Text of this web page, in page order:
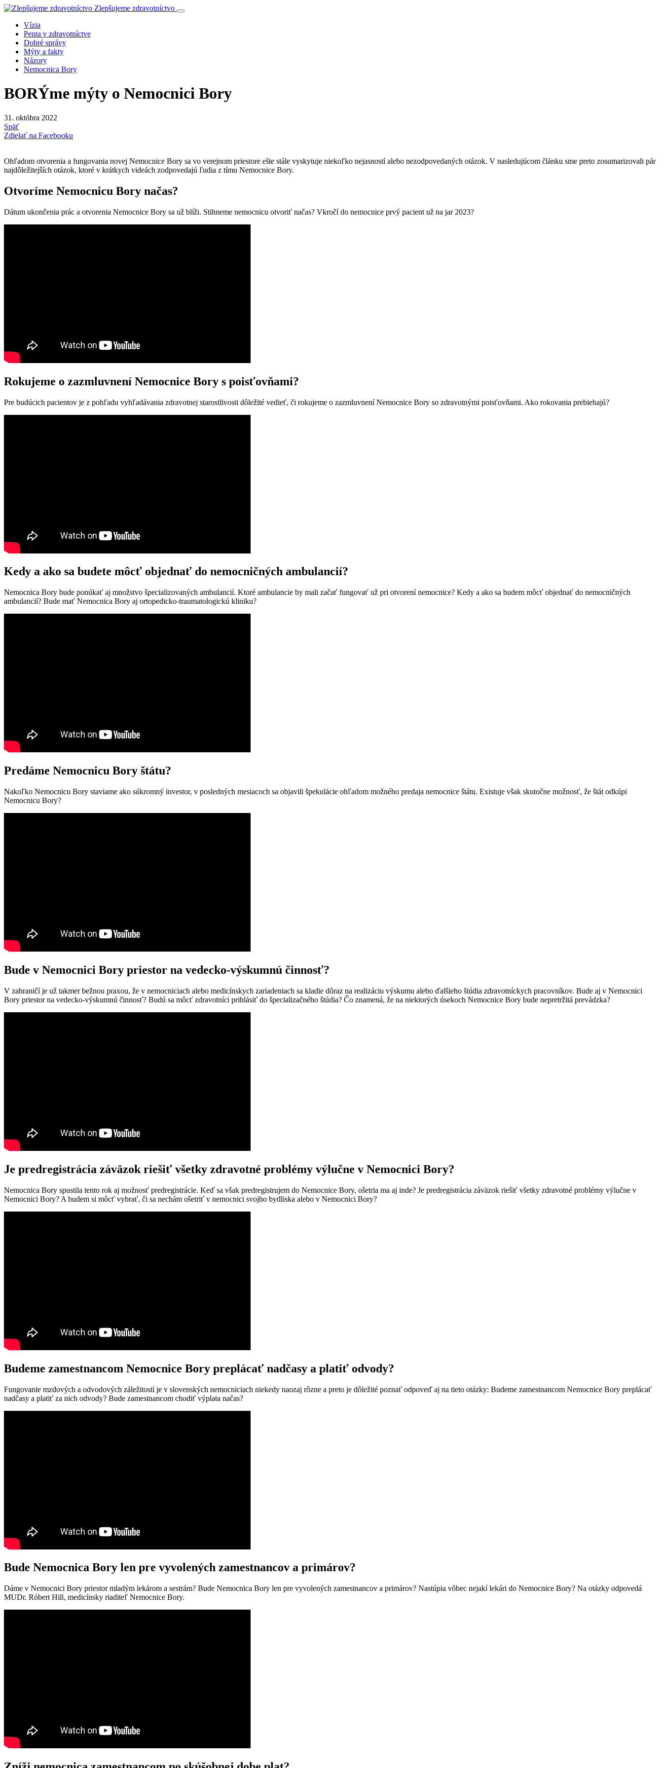
Zlepšujeme zdravotníctvo
Vízia
Penta v zdravotníctve
Dobré správy
Mýty a fakty
Názory
Nemocnica Bory
BORÝme mýty o Nemocnici Bory
31. októbra 2022
Späť
Zdielať na Facebooku
Ohľadom otvorenia a fungovania novej Nemocnice Bory sa vo verejnom priestore ešte stále vyskytuje niekoľko nejasností alebo nezodpovedaných otázok. V nasledujúcom článku sme preto zosumarizovali pár
najdôležitejších otázok, ktoré v krátkych videách zodpovedajú ľudia z tímu Nemocnice Bory.
Otvoríme Nemocnicu Bory načas?
Dátum ukončenia prác a otvorenia Nemocnice Bory sa už blíži. Stihneme nemocnicu otvoriť načas? Vkročí do nemocnice prvý pacient už na jar 2023?
Rokujeme o zazmluvnení Nemocnice Bory s poisťovňami?
Pre budúcich pacientov je z pohľadu vyhľadávania zdravotnej starostlivosti dôležité vedieť, či rokujeme o zazmluvnení Nemocnice Bory so zdravotnými poisťovňami. Ako rokovania prebiehajú?
Kedy a ako sa budete môcť objednať do nemocničných ambulancií?
Nemocnica Bory bude ponúkať aj množstvo špecializovaných ambulancií. Ktoré ambulancie by mali začať fungovať už pri otvorení nemocnice? Kedy a ako sa budem môcť objednať do nemocničných
ambulancií? Bude mať Nemocnica Bory aj ortopedicko-traumatologickú kliniku?
Predáme Nemocnicu Bory štátu?
Nakoľko Nemocnicu Bory staviame ako súkromný investor, v posledných mesiacoch sa objavili špekulácie ohľadom možného predaja nemocnice štátu. Existuje však skutočne možnosť, že štát odkúpi
Nemocnicu Bory?
Bude v Nemocnici Bory priestor na vedecko-výskumnú činnosť?
V zahraničí je už takmer bežnou praxou, že v nemocniciach alebo medicínskych zariadeniach sa kladie dôraz na realizáciu výskumu alebo ďalšieho štúdia zdravotníckych pracovníkov. Bude aj v Nemocnici
Bory priestor na vedecko-výskumnú činnosť? Budú sa môcť zdravotníci prihlásiť do špecializačného štúdia? Čo znamená, že na niektorých úsekoch Nemocnice Bory bude nepretržitá prevádzka?
Je predregistrácia záväzok riešiť všetky zdravotné problémy výlučne v Nemocnici Bory?
Nemocnica Bory spustila tento rok aj možnosť predregistrácie. Keď sa však predregistrujem do Nemocnice Bory, ošetria ma aj inde? Je predregistrácia záväzok riešiť všetky zdravotné problémy výlučne v
Nemocnici Bory? A budem si môcť vybrať, či sa nechám ošetriť v nemocnici svojho bydliska alebo v Nemocnici Bory?
Budeme zamestnancom Nemocnice Bory preplácať nadčasy a platiť odvody?
Fungovanie mzdových a odvodových záležitostí je v slovenských nemocniciach niekedy naozaj rôzne a preto je dôležité poznať odpoveď aj na tieto otázky: Budeme zamestnancom Nemocnice Bory preplácať
nadčasy a platiť za nich odvody? Bude zamestnancom chodiť výplata načas?
Bude Nemocnica Bory len pre vyvolených zamestnancov a primárov?
Dáme v Nemocnici Bory priestor mladým lekárom a sestrám? Bude Nemocnica Bory len pre vyvolených zamestnancov a primárov? Nastúpia vôbec nejakí lekári do Nemocnice Bory? Na otázky odpovedá
MUDr. Róbert Hill, medicínsky riaditeľ Nemocnice Bory.